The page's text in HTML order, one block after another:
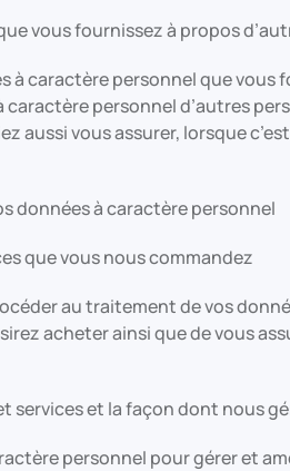
vous fournissez à propos
à caractère personnel que
personnel d’autres
aussi vous assurer, lorsque
données à caractère personnel
que vous nous commandez
au traitement de vos
acheter ainsi que de vous
services et la façon dont nous
personnel pour gérer et